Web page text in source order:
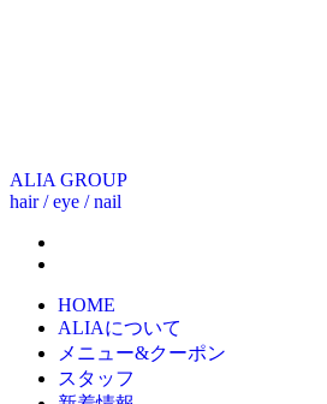
ALIA GROUP
hair / eye / nail
HOME
ALIAについて
メニュー&クーポン
スタッフ